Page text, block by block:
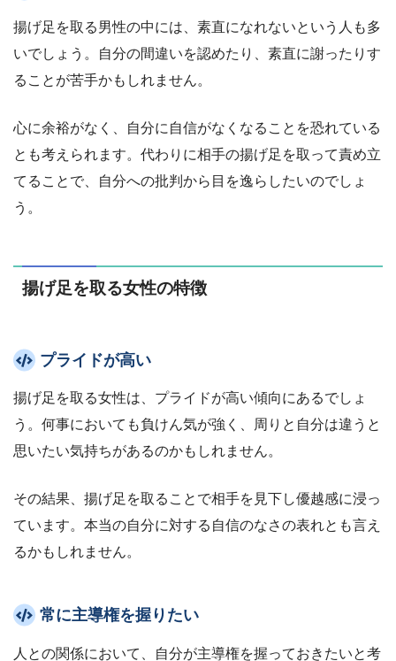
揚げ足を取る男性の中には、素直になれないという人も多
いでしょう。自分の間違いを認めたり、素直に謝ったりす
ることが苦手かもしれません。
心に余裕がなく、自分に自信がなくなることを恐れている
とも考えられます。代わりに相手の揚げ足を取って責め立
てることで、自分への批判から目を逸らしたいのでしょ
う。
揚げ足を取る女性の特徴
プライドが高い
揚げ足を取る女性は、プライドが高い傾向にあるでしょ
う。何事においても負けん気が強く、周りと自分は違うと
思いたい気持ちがあるのかもしれません。
その結果、揚げ足を取ることで相手を見下し優越感に浸っ
ています。本当の自分に対する自信のなさの表れとも言え
るかもしれません。
常に主導権を握りたい
人との関係において、自分が主導権を握っておきたいと考